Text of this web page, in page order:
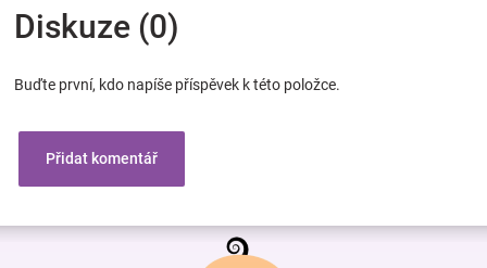
Diskuze (0)
Buďte první, kdo napíše příspěvek k této položce.
Přidat komentář
Z